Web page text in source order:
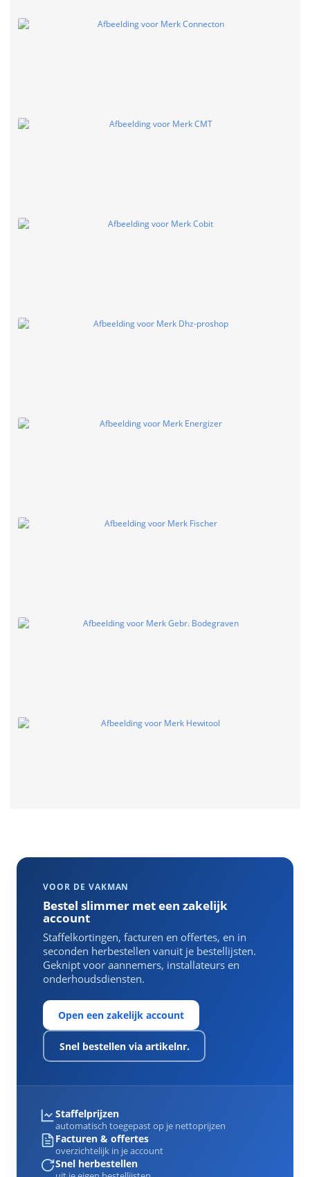
VOOR DE VAKMAN
Bestel slimmer met een zakelijk
account
Staffelkortingen, facturen en offertes, en in
seconden herbestellen vanuit je bestellijsten.
Geknipt voor aannemers, installateurs en
onderhoudsdiensten.
Open een zakelijk account
Snel bestellen via artikelnr.
Staffelprijzen
automatisch toegepast op je nettoprijzen
Facturen & offertes
overzichtelijk in je account
Snel herbestellen